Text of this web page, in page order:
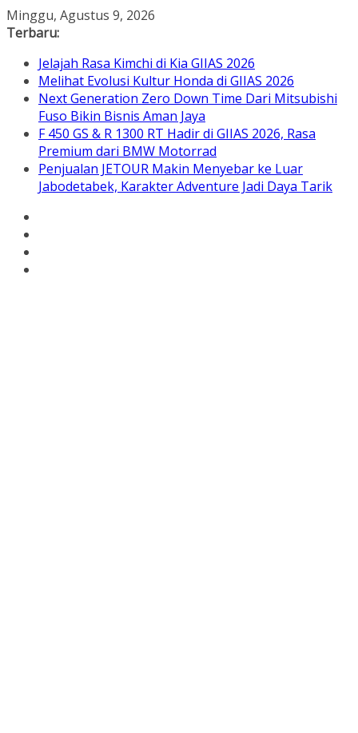
Skip
to
Minggu, Agustus 9, 2026
Terbaru:
Jelajah Rasa Kimchi di Kia GIIAS 2026
Melihat Evolusi Kultur Honda di GIIAS 2026
Next Generation Zero Down Time Dari Mitsubishi
Fuso Bikin Bisnis Aman Jaya
F 450 GS & R 1300 RT Hadir di GIIAS 2026, Rasa
Premium dari BMW Motorrad
Penjualan JETOUR Makin Menyebar ke Luar
Jabodetabek, Karakter Adventure Jadi Daya Tarik